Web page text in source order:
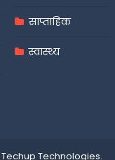
साप्ताहिक
स्वास्थ्य
Techup Technologies.